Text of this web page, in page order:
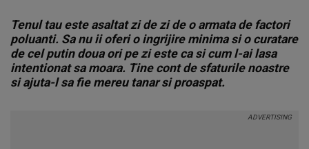
Tenul tau este asaltat zi de zi de o armata de factori
poluanti. Sa nu ii oferi o ingrijire minima si o curatare
de cel putin doua ori pe zi este ca si cum l-ai lasa
intentionat sa moara. Tine cont de sfaturile noastre
si ajuta-l sa fie mereu tanar si proaspat.